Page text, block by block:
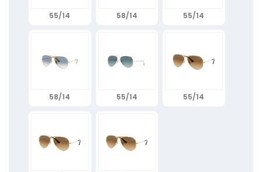
55/14 58/14 55/14
58/14 55/14 55/14